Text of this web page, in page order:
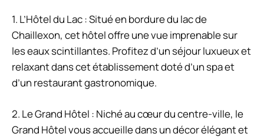
1. L’Hôtel du Lac : Situé en bordure du lac de
Chaillexon, cet hôtel offre une vue imprenable sur
les eaux scintillantes. Profitez d’un séjour luxueux et
relaxant dans cet établissement doté d’un spa et
d’un restaurant gastronomique.
2. Le Grand Hôtel : Niché au cœur du centre-ville, le
Grand Hôtel vous accueille dans un décor élégant et